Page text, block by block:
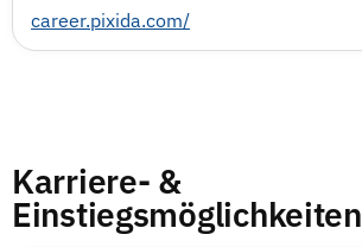
career.pixida.com/
Karriere- &
Einstiegsmöglichkeiten